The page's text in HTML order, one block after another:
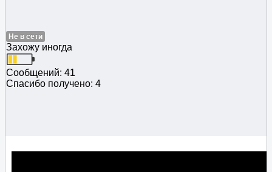
Не в сети
Захожу иногда
Сообщений: 41
Спасибо получено: 4